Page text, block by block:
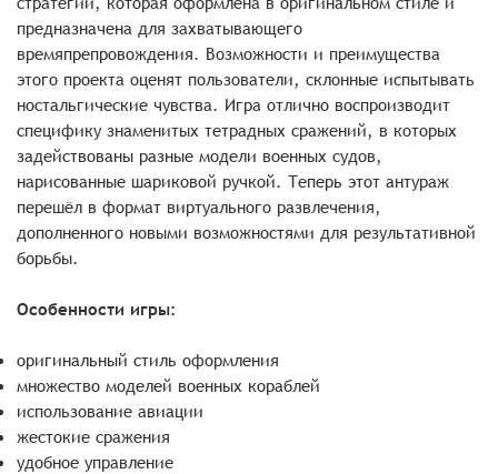
предназначена для захватывающего
времяпрепровождения. Возможности и преимущества
этого проекта оценят пользователи, склонные испытывать
ностальгические чувства. Игра отлично воспроизводит
специфику знаменитых тетрадных сражений, в которых
задействованы разные модели военных судов,
нарисованные шариковой ручкой. Теперь этот антураж
перешёл в формат виртуального развлечения,
дополненного новыми возможностями для результативной
борьбы.
Особенности игры:
оригинальный стиль оформления
множество моделей военных кораблей
использование авиации
жестокие сражения
удобное управление